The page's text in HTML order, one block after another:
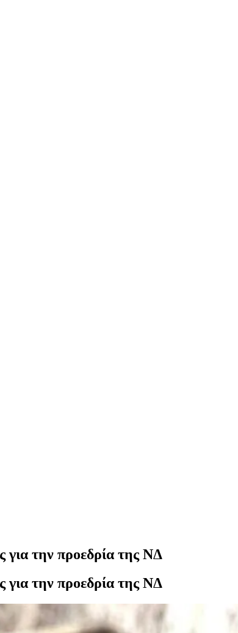
για την προεδρία της ΝΔ
για την προεδρία της ΝΔ